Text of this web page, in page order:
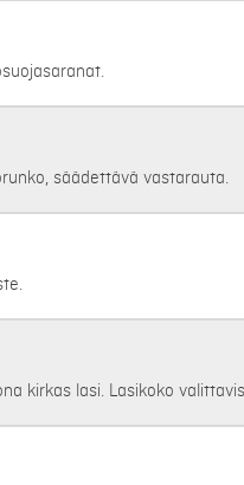
säädettävä vastarauta.
kirkas lasi. Lasikoko